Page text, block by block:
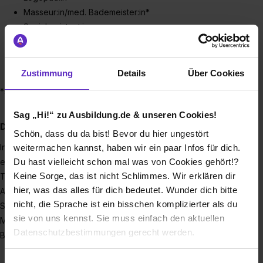
Zustimmung Details Über Cookies
Sag „Hi!“ zu Ausbildung.de & unseren Cookies!
Schön, dass du da bist! Bevor du hier ungestört
weitermachen kannst, haben wir ein paar Infos für dich.
Du hast vielleicht schon mal was von Cookies gehört!?
Keine Sorge, das ist nicht Schlimmes. Wir erklären dir
hier, was das alles für dich bedeutet. Wunder dich bitte
nicht, die Sprache ist ein bisschen komplizierter als du
sie von uns kennst. Sie muss einfach den aktuellen
Datenschutzbestimmungen gerecht werden.
Masseur:in/med. Bademeister:in*
Sozialassistent:in
Erzieher:in
Heilerziehungspfleger:in
Notfallsanitäter:in*
*schulgeldfrei
Du möchtest mehr? Ausbildung plus Studium!
In Zusammenarbeit mit der Berufsakademie Nord bietet die
ecolea | Private Berufliche Schule in den Bereichen
Therapie, Pflege und Sozialwesen ein integriertes
Ausbildungs- und Studienprogramm an, welches
Schüler:innen und Absolvent:innen der ecolea die
Möglichkeit eröffnet, parallel zur Ausbildung oder zur
Berufstätigkeit ein Bachelorstudium zu absolvieren.